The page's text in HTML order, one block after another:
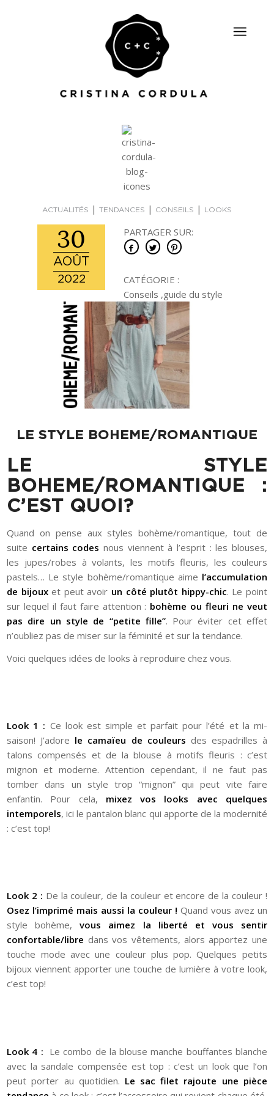
ACTUALITÉS | TENDANCES | CONSEILS | LOOKS
30
AOÛT
2022
PARTAGER SUR:
CATÉGORIE :
Conseils ,guide du style
LE STYLE BOHEME/ROMANTIQUE
LE STYLE
BOHEME/ROMANTIQUE :
C’EST QUOI?
Quand on pense aux styles bohème/romantique, tout de
suite certains codes nous viennent à l’esprit : les blouses,
les jupes/robes à volants, les motifs fleuris, les couleurs
pastels… Le style bohème/romantique aime l’accumulation
de bijouxet peut avoir un côté plutôt hippy-chic. Le point
sur lequel il faut faire attention : bohème ou fleuri ne veut
pas dire un style de “petite fille”. Pour éviter cet effet
n’oubliez pas de miser sur la féminité et sur la tendance.
Voici quelques idées de looks à reproduire chez vous.
Look 1 : Ce look est simple et parfait pour l’été et la mi-
saison! J’adore le camaïeu de couleurs des espadrilles à
talons compensés et de la blouse à motifs fleuris : c’est
mignon et moderne. Attention cependant, il ne faut pas
tomber dans un style trop “mignon” qui peut vite faire
enfantin. Pour cela, mixez vos looks avec quelques
intemporels, ici le pantalon blanc qui apporte de la modernité
: c’est top!
Look 2 : De la couleur, de la couleur et encore de la couleur !
Osez l’imprimé mais aussi la couleur ! Quand vous avez un
style bohème,vous aimez la liberté et vous sentir
confortable/libre dans vos vêtements, alors apportez une
touche mode avec une couleur plus pop. Quelques petits
bijoux viennent apporter une touche de lumière à votre look,
c’est top!
Look 4 : Le combo de la blouse manche bouffantes blanche
avec la sandale compensée est top : c’est un look que l’on
peut porter au quotidien. Le sac filet rajoute une pièce